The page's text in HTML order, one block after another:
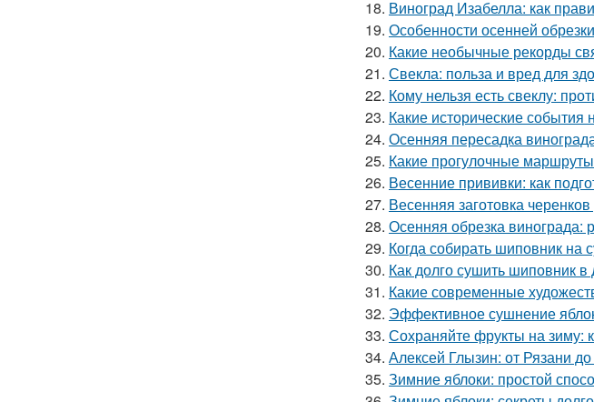
18. Виноград Изабелла: как
19. Особенности осенней
20. Какие необычные рекорды
21. Свекла: польза и вред для
22. Кому нельзя есть свеклу:
23. Какие исторические
24. Осенняя пересадка
25. Какие прогулочные
26. Весенние прививки: как
27. Весенняя заготовка
28. Осенняя обрезка винограда:
29. Когда собирать шиповник на
30. Как долго сушить шиповник в
31. Какие современные
32. Эффективное сушнение
33. Сохраняйте фрукты на зиму:
34. Алексей Глызин: от Рязани
35. Зимние яблоки: простой